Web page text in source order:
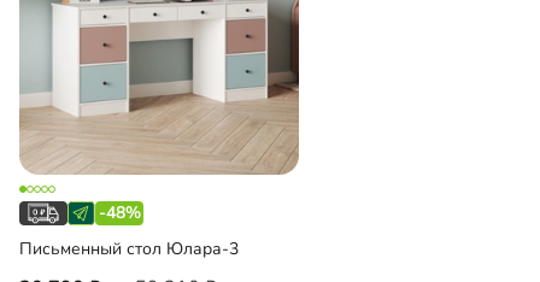
-48%
Письменный стол Юлара-3